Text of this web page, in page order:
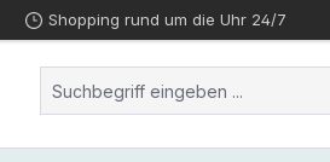
Shopping rund um die Uhr 24/7